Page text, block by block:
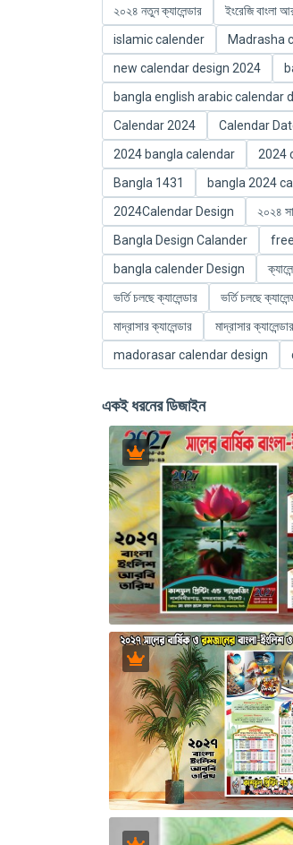
২০২৪ নতুন ক্যালেন্ডার
ইংরেজি বাংলা
islamic calender
Madrasha
new calendar design 2024
bangla english arabic calendar
Calendar 2024
Calendar
2024 bangla calendar
2024
Bangla 1431
bangla 2024
2024Calendar Design
২০২৪
Bangla Design Calander
bangla calender Design
ভর্তি চলছে ক্যালেন্ডার
ভর্তি চলছে
মাদ্রাসার ক্যালেন্ডার
মাদ্রাসার
madorasar calendar design
একই ধরনের ডিজাইন